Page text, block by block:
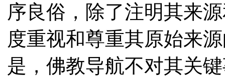
序良俗，除了注明其来
度重视和尊重其原始来
是，佛教导航不对其关